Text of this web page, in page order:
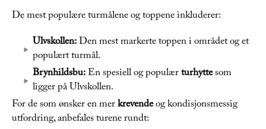
De mest populære turmålene og toppene inkluderer:
Ulvskollen:Den mest markerte toppen i området og et
populært turmål.
Brynhildsbu:En spesiell og populærturhyttesom
ligger på Ulvskollen.
For de som ønsker en merkrevendeog kondisjonsmessig
utfordring, anbefales turene rundt: